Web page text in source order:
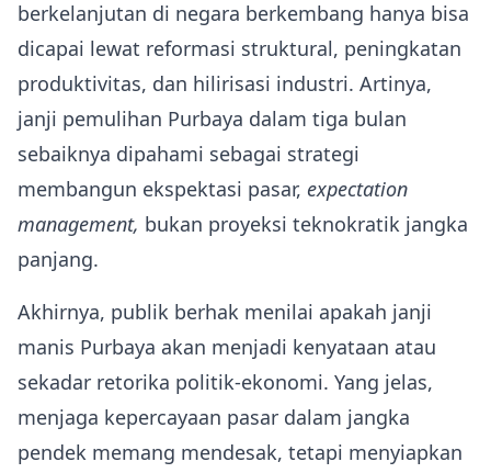
berkelanjutan di negara berkembang hanya bisa
dicapai lewat reformasi struktural, peningkatan
produktivitas, dan hilirisasi industri. Artinya,
janji pemulihan Purbaya dalam tiga bulan
sebaiknya dipahami sebagai strategi
membangun ekspektasi pasar, expectation
management, bukan proyeksi teknokratik jangka
panjang.
Akhirnya, publik berhak menilai apakah janji
manis Purbaya akan menjadi kenyataan atau
sekadar retorika politik-ekonomi. Yang jelas,
menjaga kepercayaan pasar dalam jangka
pendek memang mendesak, tetapi menyiapkan